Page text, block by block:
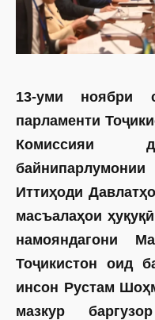
13-уми ноябри
парламенти
Комиссияи
Иттиҳоди
масъалаҳои
намоян­дагони
Тоҷикистон оид
инсон Рустам
мазкур